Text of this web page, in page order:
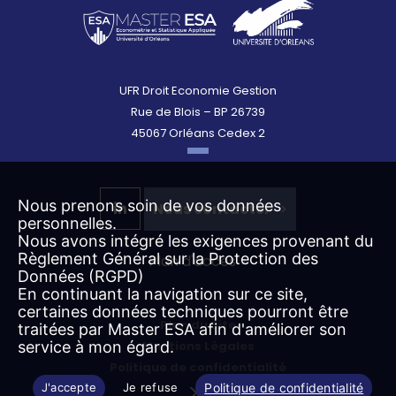
UFR Droit Economie Gestion
Rue de Blois – BP 26739
45067 Orléans Cedex 2
Nous contacter
Plan d'accès >
Plan du Site
Mentions Légales
Nous prenons soin de vos données
personnelles.
Nous avons intégré les exigences provenant du
Règlement Général sur la Protection des
Données (RGPD)
En continuant la navigation sur ce site,
certaines données techniques pourront être
traitées par Master ESA afin d'améliorer son
service à mon égard.
J'accepte Je refuse Politique de confidentialité